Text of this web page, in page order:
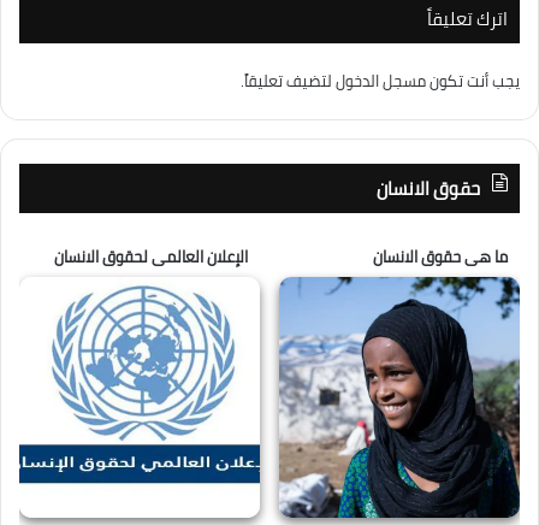
اترك تعليقاً
يجب أنت تكونمسجل الدخوللتضيف تعليقاً.
حقوق الانسان
ما هى حقوق الانسان الإعلان العالمى لحقوق الانسان